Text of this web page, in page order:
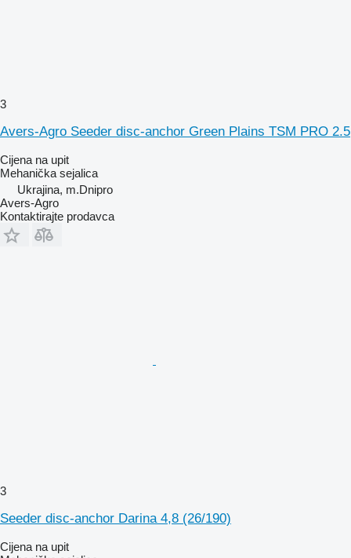
3
Avers-Agro Seeder disc-anchor Green Plains TSM PRO 2.5
Cijena na upit
Mehanička sejalica
Ukrajina, m.Dnipro
Avers-Agro
Kontaktirajte prodavca
3
Seeder disc-anchor Darina 4,8 (26/190)
Cijena na upit